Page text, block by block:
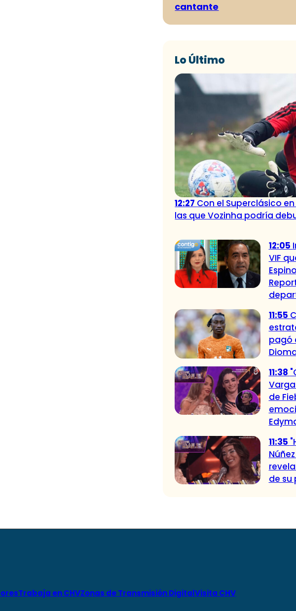
cantante
Lo Último
12:27 Con el Superclásico
las que Vozinha podría
12:05
VIF
11:55
pagó
11:38
de
11:35
de su
Trabaja en CHVZonas de Transmisión DigitalVisita CHV